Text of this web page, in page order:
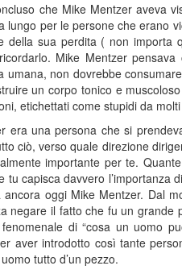
che Mike Mentzer aveva
lungo per le persone che erano
della sua perdita ( non importa
Mike Mentzer
umana, non dovrebbe
un corpo tonico e
etichettati come stupidi da
era una persona che si
ciò, verso quale direzione
importante per te.
tu capisca davvero l’importanza
ancora oggi Mike Mentzer. Dal
negare il fatto che fu un grande
di “cosa un uomo
aver introdotto così tante
tutto d’un pezzo.